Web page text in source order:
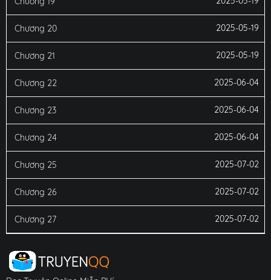
Chương 20 2025-05-19
Chương 21 2025-05-19
Chương 22 2025-06-04
Chương 23 2025-06-04
Chương 24 2025-06-04
Chương 25 2025-07-02
Chương 26 2025-07-02
Chương 27 2025-07-02